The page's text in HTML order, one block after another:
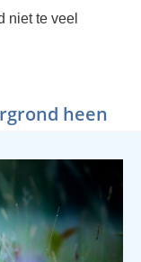
niet te veel
heen